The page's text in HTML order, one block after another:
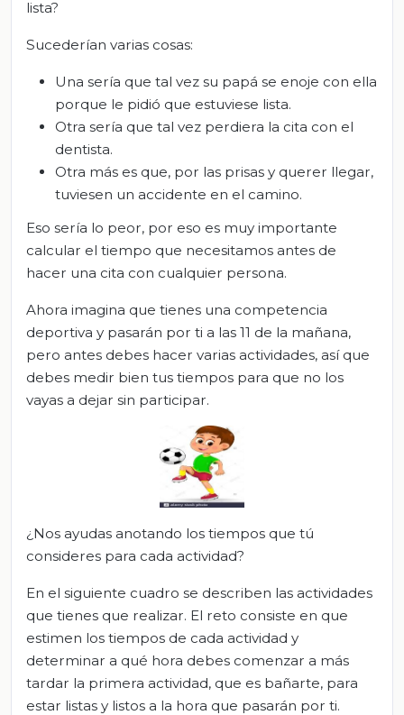
lista?
Sucederían varias cosas:
Una sería que tal vez su papá se enoje con ella
porque le pidió que estuviese lista.
Otra sería que tal vez perdiera la cita con el
dentista.
Otra más es que, por las prisas y querer llegar,
tuviesen un accidente en el camino.
Eso sería lo peor, por eso es muy importante
calcular el tiempo que necesitamos antes de
hacer una cita con cualquier persona.
Ahora imagina que tienes una competencia
deportiva y pasarán por ti a las 11 de la mañana,
pero antes debes hacer varias actividades, así que
debes medir bien tus tiempos para que no los
vayas a dejar sin participar.
¿Nos ayudas anotando los tiempos que tú
consideres para cada actividad?
En el siguiente cuadro se describen las actividades
que tienes que realizar. El reto consiste en que
estimen los tiempos de cada actividad y
determinar a qué hora debes comenzar a más
tardar la primera actividad, que es bañarte, para
estar listas y listos a la hora que pasarán por ti.